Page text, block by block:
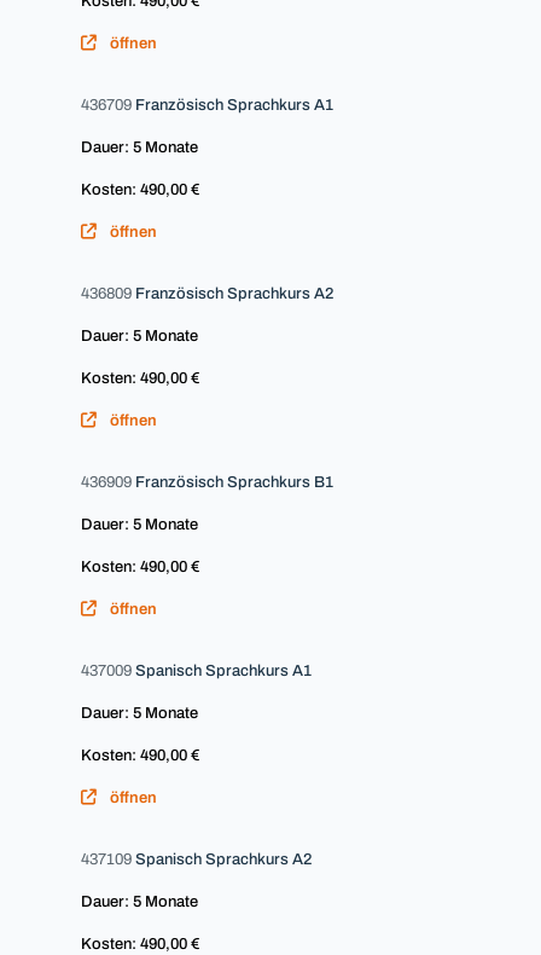
öffnen
436709 Französisch Sprachkurs A1
Dauer: 5 Monate
Kosten: 490,00 €
öffnen
436809 Französisch Sprachkurs A2
Dauer: 5 Monate
Kosten: 490,00 €
öffnen
436909 Französisch Sprachkurs B1
Dauer: 5 Monate
Kosten: 490,00 €
öffnen
437009 Spanisch Sprachkurs A1
Dauer: 5 Monate
Kosten: 490,00 €
öffnen
437109 Spanisch Sprachkurs A2
Dauer: 5 Monate
Kosten: 490,00 €